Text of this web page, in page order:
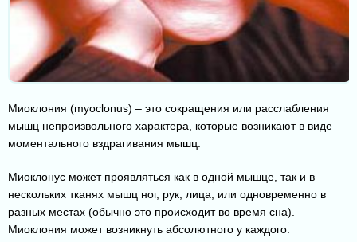
Миоклония (myoclonus) – это сокращения или расслабления
мышц непроизвольного характера, которые возникают в виде
моментального вздрагивания мышц.
Миоклонус может проявляться как в одной мышце, так и в
нескольких тканях мышц ног, рук, лица, или одновременно в
разных местах (обычно это происходит во время сна).
Миоклония может возникнуть абсолютного у каждого.